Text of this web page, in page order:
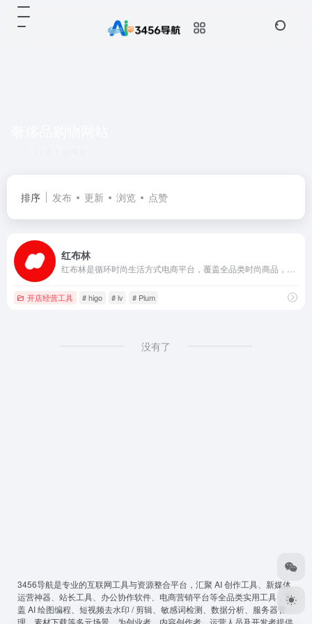
排序 发布 更新 浏览 点赞
红布林
开店经营工具 # higo # lv # Plum
没有了
3456导航是专业的互联网工具与资源整合平台，汇聚 AI 创作工具、新媒体
运营神器、站长工具、办公协作软件、电商营销平台等全品类实用工具，覆
盖 AI 绘图编程、短视频去水印 / 剪辑、敏感词检测、数据分析、服务器管
理、素材下载等多元场景，为创业者、内容创作者、运营人员及开发者提供